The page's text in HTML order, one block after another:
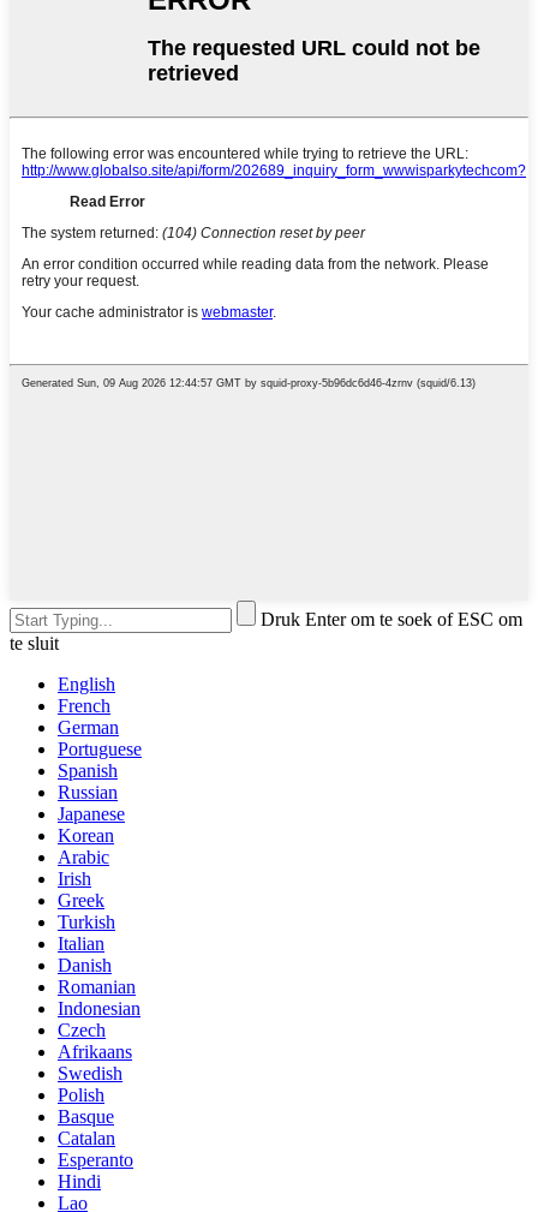
Druk Enter om te soek of ESC om
te sluit
English
French
German
Portuguese
Spanish
Russian
Japanese
Korean
Arabic
Irish
Greek
Turkish
Italian
Danish
Romanian
Indonesian
Czech
Afrikaans
Swedish
Polish
Basque
Catalan
Esperanto
Hindi
Lao